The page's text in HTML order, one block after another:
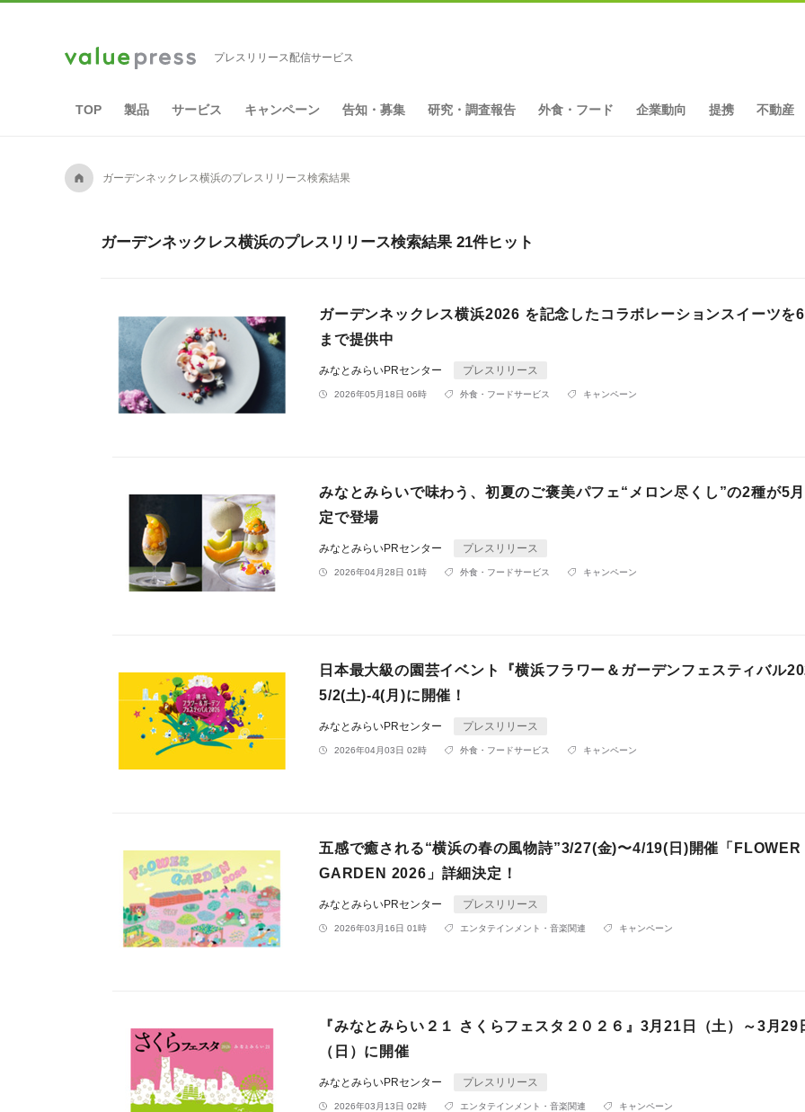
プレスリリース配信サービス
TOP 製品 サービス キャンペーン 告知・募集 研究・調査報告 外食・フード 企業動向 提携 不動産
A ガーデンネックレス横浜のプレスリリース検索結果
ガーデンネックレス横浜のプレスリリース検索結果 21件ヒット
ガーデンネックレス横浜2026 を記念したコラボレーションスイーツを
まで提供中
みなとみらいPRセンター プレスリリース
2026年05月18日 06時 外食・フードサービス キャンペーン
みなとみらいで味わう、初夏のご褒美パフェ“メロン尽くし”の2種が5
定で登場
みなとみらいPRセンター プレスリリース
2026年04月28日 01時 外食・フードサービス キャンペーン
日本最大級の園芸イベント『横浜フラワー＆ガーデンフェスティバル
5/2(土)-4(月)に開催！
みなとみらいPRセンター プレスリリース
2026年04月03日 02時 外食・フードサービス キャンペーン
五感で癒される“横浜の春の風物詩”3/27(金)〜4/19(日)開催「FLOWER
GARDEN 2026」詳細決定！
みなとみらいPRセンター プレスリリース
2026年03月16日 01時 エンタテインメント・音楽関連 キャンペーン
『みなとみらい２１ さくらフェスタ２０２６』3月21日（土）～3月29
（日）に開催
みなとみらいPRセンター プレスリリース
2026年03月13日 02時 エンタテインメント・音楽関連 キャンペーン